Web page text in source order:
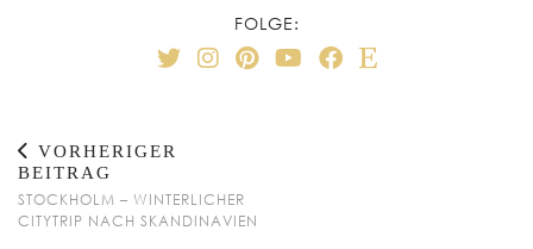
FOLGE:
VORHERIGER
BEITRAG
STOCKHOLM – WINTERLICHER
CITYTRIP NACH SKANDINAVIEN